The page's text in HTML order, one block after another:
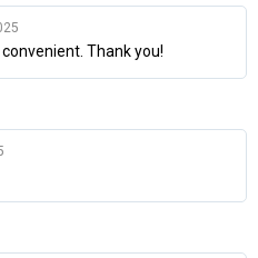
Thank you!